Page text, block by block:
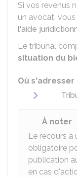
Si vos revenus
un avocat,
l'aide
Le tribunal
situation du
Où s'adresser
À noter
Le recours à
obligatoire
publication
en cas